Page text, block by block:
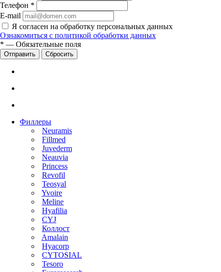
Телефон *
E-mail
Я согласен на обработку персональных данных
Ознакомиться с политикой обработки данных
* — Обязательные поля
Сбросить
Филлеры
Neuramis
Fillmed
Juvederm
Neauvia
Princess
Revofil
Teosyal
Yvoire
Meline
Hyafilia
CYJ
Коллост
Amalain
Hyacorp
CYTOSIAL
Tesoro